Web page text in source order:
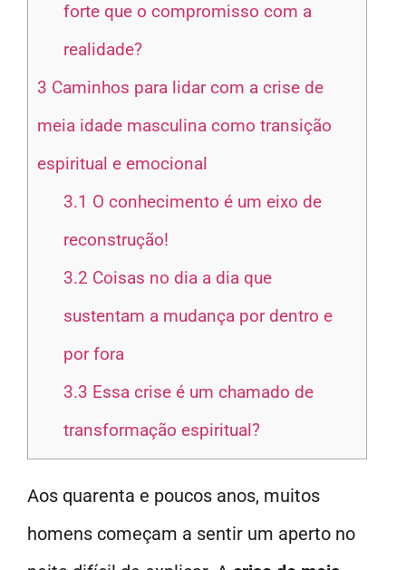
forte que o compromisso com a
realidade?
3 Caminhos para lidar com a crise de
meia idade masculina como transição
espiritual e emocional
3.1 O conhecimento é um eixo de
reconstrução!
3.2 Coisas no dia a dia que
sustentam a mudança por dentro e
por fora
3.3 Essa crise é um chamado de
transformação espiritual?
Aos quarenta e poucos anos, muitos
homens começam a sentir um aperto no